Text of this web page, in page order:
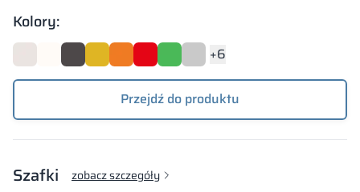
Kolory:
+6
Przejdź do produktu
Szafki zobacz szczegóły